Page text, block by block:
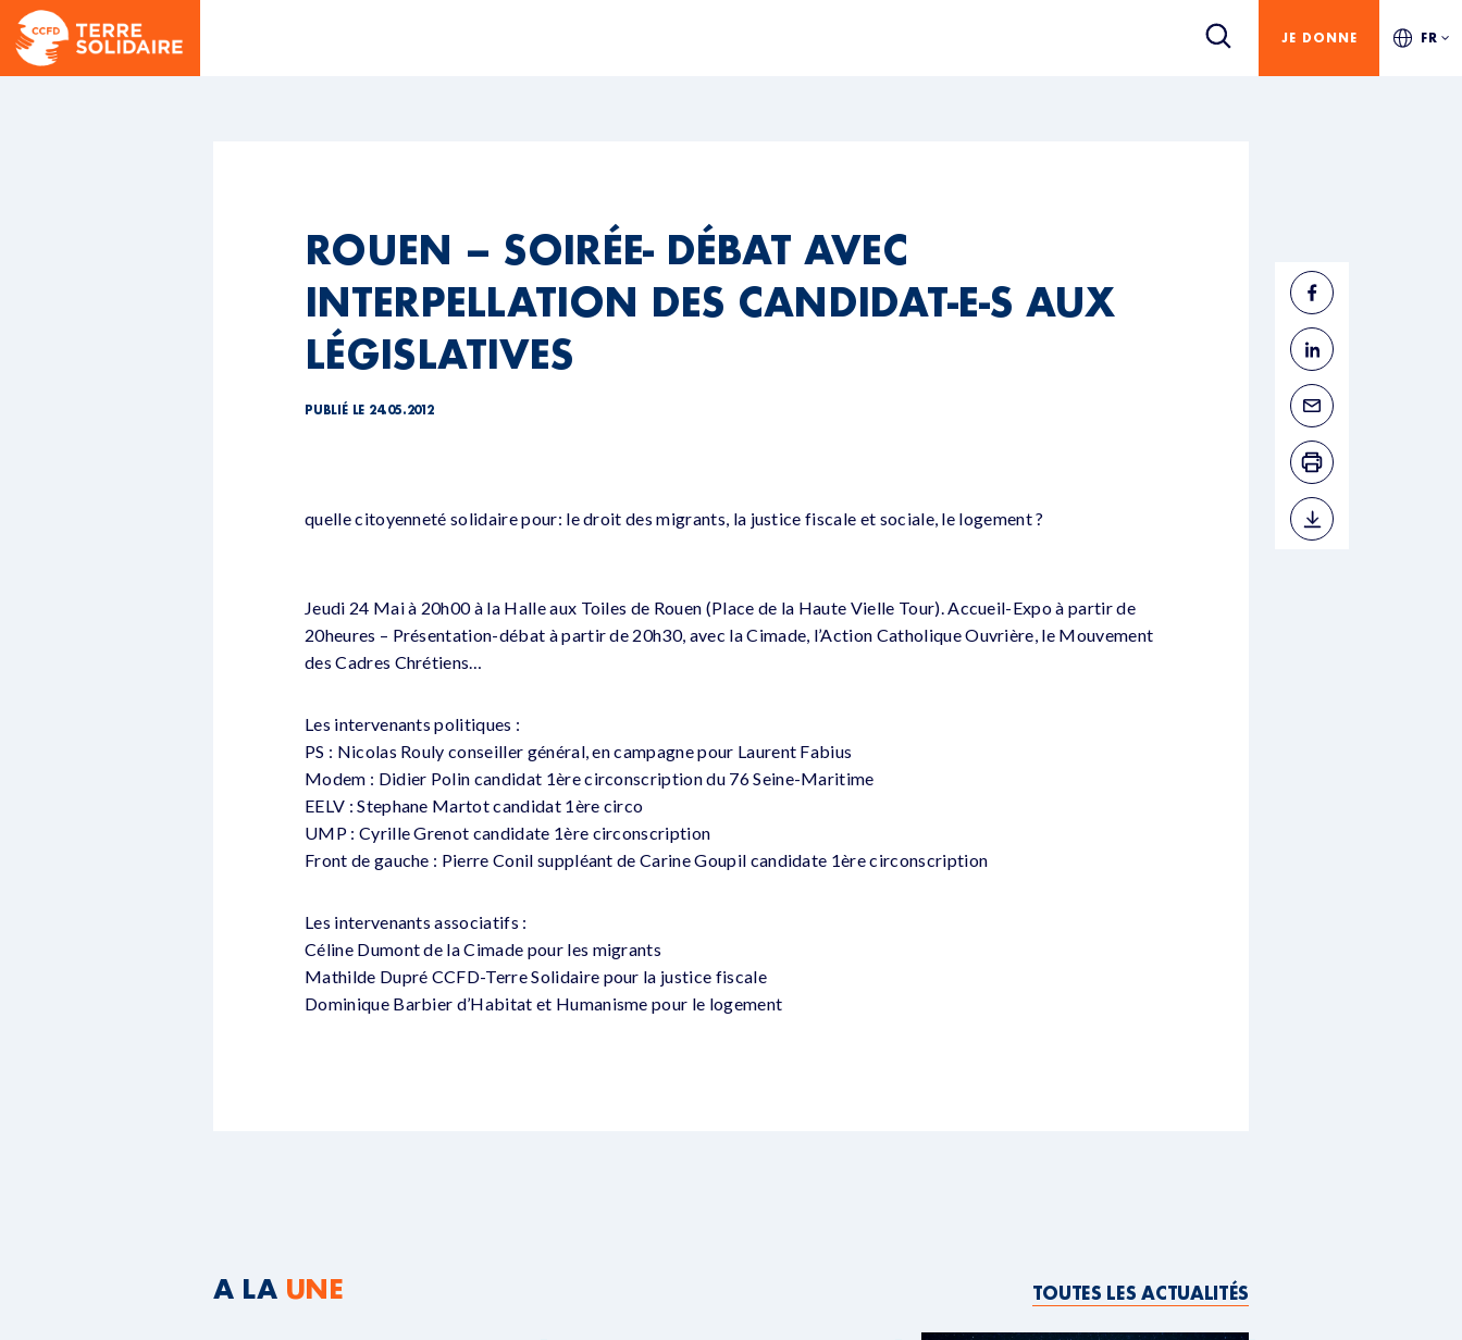
JE DONNE FR
ROUEN – SOIRÉE- DÉBAT AVEC
INTERPELLATION DES CANDIDAT-E-S AUX
LÉGISLATIVES
PUBLIÉ LE 24.05.2012
quelle citoyenneté solidaire pour: le droit des migrants, la justice fiscale et sociale, le logement ?
Jeudi 24 Mai à 20h00 à la Halle aux Toiles de Rouen (Place de la Haute Vielle Tour). Accueil-Expo à partir de
20heures – Présentation-débat à partir de 20h30, avec la Cimade, l’Action Catholique Ouvrière, le Mouvement
des Cadres Chrétiens…
Les intervenants politiques :
PS : Nicolas Rouly conseiller général, en campagne pour Laurent Fabius
Modem : Didier Polin candidat 1ère circonscription du 76 Seine-Maritime
EELV : Stephane Martot candidat 1ère circo
UMP : Cyrille Grenot candidate 1ère circonscription
Front de gauche : Pierre Conil suppléant de Carine Goupil candidate 1ère circonscription
Les intervenants associatifs :
Céline Dumont de la Cimade pour les migrants
Mathilde Dupré CCFD-Terre Solidaire pour la justice fiscale
Dominique Barbier d’Habitat et Humanisme pour le logement
A LA UNE TOUTES LES ACTUALITÉS